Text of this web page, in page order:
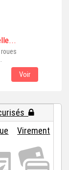
Voir
Virement